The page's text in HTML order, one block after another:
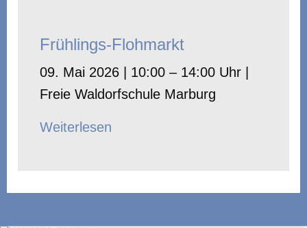
Frühlings-Flohmarkt
09. Mai 2026 | 10:00 – 14:00 Uhr |
Freie Waldorfschule Marburg
Weiterlesen